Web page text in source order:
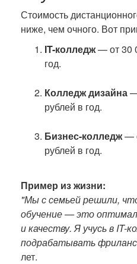
Стоимость
ниже, чем очного. Вот
IT-колледж— от 30
год.
Колледж дизайна
рублей в год.
Бизнес-колледж—
рублей в год.
Пример из жизни:
"Мы с семьей решили,
обучение — это
и качеству. Я учусь в IT-
подрабатывать
лет.